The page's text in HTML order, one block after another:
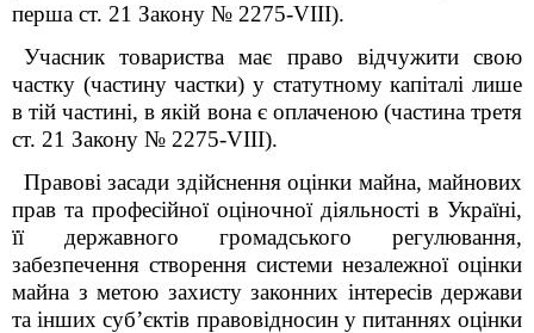
перша ст. 21 Закону № 2275-VIII).
Учасник товариства має право відчужити свою
частку (частину частки) у статутному капіталі лише
в тій частині, в якій вона є оплаченою (частина третя
ст. 21 Закону № 2275-VIII).
Правові засади здійснення оцінки майна, майнових
прав та професійної оціночної діяльності в Україні,
її державного громадського регулювання,
забезпечення створення системи незалежної оцінки
майна з метою захисту законних інтересів держави
та інших суб’єктів правовідносин у питаннях оцінки